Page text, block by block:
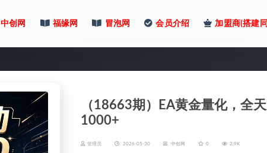
中创网 福缘网 冒泡网 会员介绍 加盟商(搭建
（18663期）EA黄金量化，全
1000+
管理员 2026-05-30 中创网 0 2.9K